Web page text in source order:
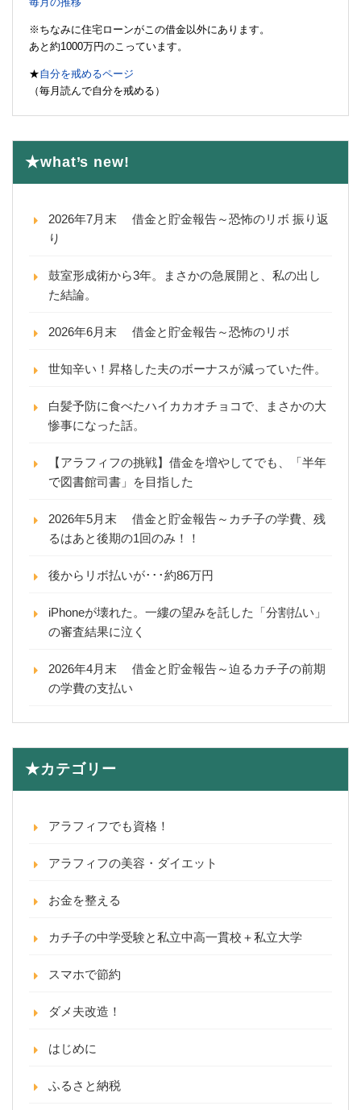
※ちなみに住宅ローンがこの借金以外にあります。
あと約1000万円のこっています。
★自分を戒めるページ
（毎月読んで自分を戒める）
★what’s new!
2026年7月末 借金と貯金報告～恐怖のリボ 振り返
り
鼓室形成術から3年。まさかの急展開と、私の出し
た結論。
2026年6月末 借金と貯金報告～恐怖のリボ
世知辛い！昇格した夫のボーナスが減っていた件。
白髪予防に食べたハイカカオチョコで、まさかの大
惨事になった話。
【アラフィフの挑戦】借金を増やしてでも、「半年
で図書館司書」を目指した
2026年5月末 借金と貯金報告～カチ子の学費、残
るはあと後期の1回のみ！！
後からリボ払いが･･･約86万円
iPhoneが壊れた。一縷の望みを託した「分割払い」
の審査結果に泣く
2026年4月末 借金と貯金報告～迫るカチ子の前期
の学費の支払い
★カテゴリー
アラフィフでも資格！
アラフィフの美容・ダイエット
お金を整える
カチ子の中学受験と私立中高一貫校＋私立大学
スマホで節約
ダメ夫改造！
はじめに
ふるさと納税